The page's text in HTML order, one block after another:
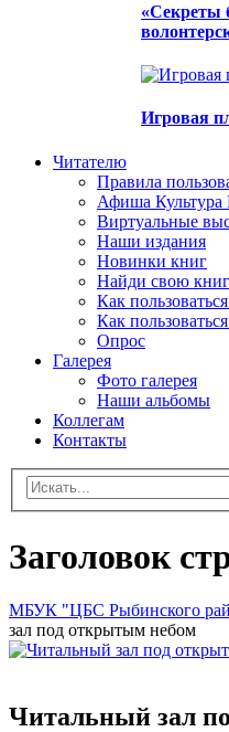
«Секреты
Игровая
Читателю
Правила
Афиша
Виртуальные
Наши издания
Новинки книг
Найди свою
Как
Как
Опрос
Галерея
Фото галерея
Наши альбомы
Коллегам
Контакты
Заголовок
МБУК "ЦБС Рыбинского
зал под открытым небом
Читальный зал